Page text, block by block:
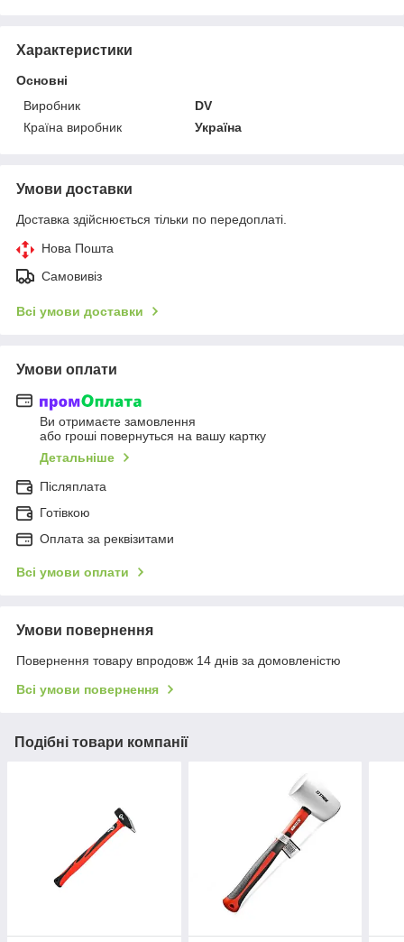
Характеристики
Основні
Виробник
DV
Країна виробник
Україна
Умови доставки
Доставка здійснюється тільки по передоплаті.
Нова Пошта
Самовивіз
Всі умови доставки
Умови оплати
Ви отримаєте замовлення
або гроші повернуться на вашу картку
Детальніше
Післяплата
Готівкою
Оплата за реквізитами
Всі умови оплати
Умови повернення
Повернення товару впродовж 14 днів за домовленістю
Всі умови повернення
Подібні товари компанії